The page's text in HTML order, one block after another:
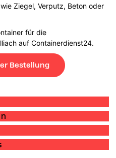
Ziegel, Verputz, Beton oder
für die
auf Containerdienst24.
Bestellung